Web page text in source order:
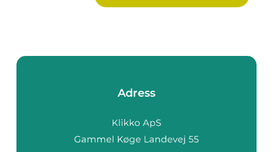
Adress